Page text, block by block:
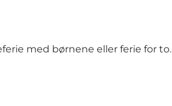
med børnene eller ferie for to.